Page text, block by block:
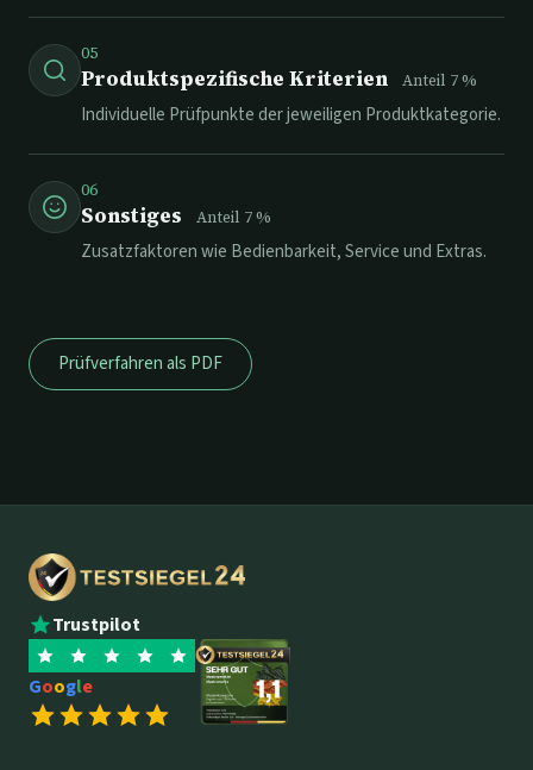
05
Produktspezifische Kriterien Anteil 7%
Individuelle Prüfpunkte der jeweiligen Produktkategorie.
06
Sonstiges Anteil 7%
Zusatzfaktoren wie Bedienbarkeit, Service und Extras.
Prüfverfahren als PDF
Trustpilot
Google